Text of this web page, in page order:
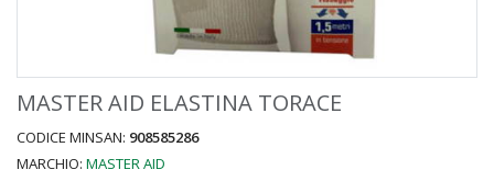
MASTER AID ELASTINA TORACE
CODICE MINSAN: 908585286
MARCHIO: MASTER AID